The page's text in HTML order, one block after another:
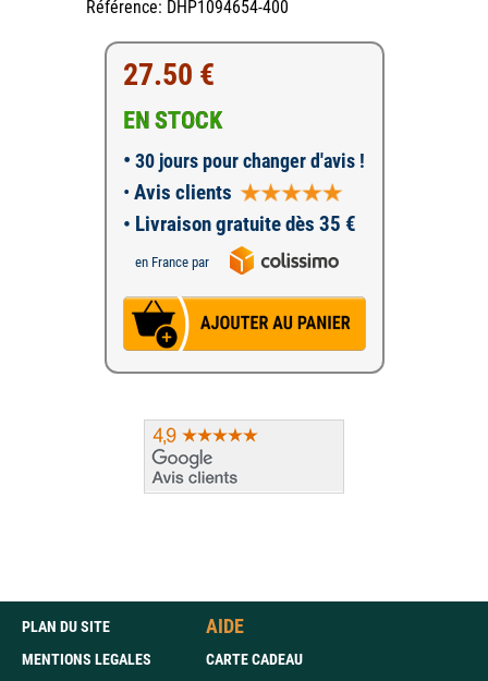
Référence: DHP1094654-400
27.50 €
EN STOCK
• 30 jours pour changer d'avis !
• Avis clients
• Livraison gratuite dès 35 €
en France par
PLAN DU SITE
MENTIONS LEGALES
AIDE
CARTE CADEAU